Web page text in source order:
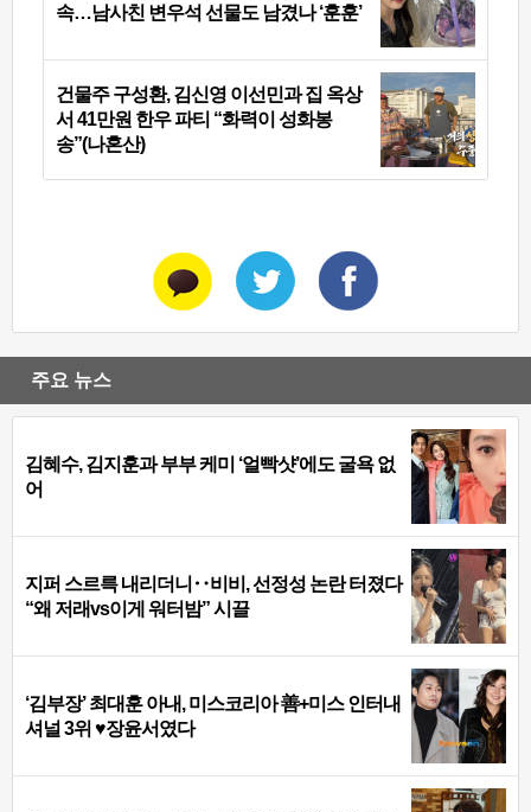
속…남사친 변우석 선물도 남겼나 ‘훈훈’
건물주 구성환, 김신영 이선민과 집 옥상
서 41만원 한우 파티 “화력이 성화봉
송”(나혼산)
주요 뉴스
김혜수, 김지훈과 부부 케미 ‘얼빡샷’에도 굴욕 없
어
지퍼 스르륵 내리더니‥비비, 선정성 논란 터졌다
“왜 저래vs이게 워터밤” 시끌
‘김부장’ 최대훈 아내, 미스코리아 善+미스 인터내
셔널 3위 ♥장윤서였다